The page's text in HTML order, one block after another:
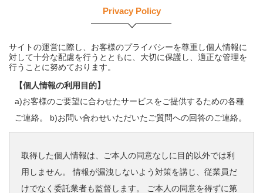
Privacy Policy
サイトの運営に際し、お客様のプライバシーを尊重し個人情報に
対して十分な配慮を行うとともに、大切に保護し、適正な管理を
行うことに努めております。
【個人情報の利用目的】
a)お客様のご要望に合わせたサービスをご提供するための各種
ご連絡。 b)お問い合わせいただいたご質問への回答のご連絡。
取得した個人情報は、ご本人の同意なしに目的以外では利
用しません。 情報が漏洩しないよう対策を講じ、従業員だ
けでなく委託業者も監督します。 ご本人の同意を得ずに第